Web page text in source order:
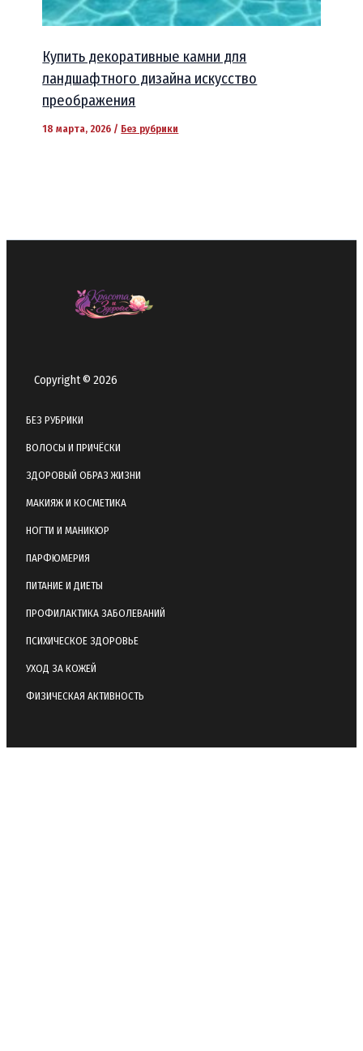
Купить декоративные камни для
ландшафтного дизайна искусство
преображения
18 марта, 2026 / Без рубрики
Copyright © 2026
БЕЗ РУБРИКИ
ВОЛОСЫ И ПРИЧЁСКИ
ЗДОРОВЫЙ ОБРАЗ ЖИЗНИ
МАКИЯЖ И КОСМЕТИКА
НОГТИ И МАНИКЮР
ПАРФЮМЕРИЯ
ПИТАНИЕ И ДИЕТЫ
ПРОФИЛАКТИКА ЗАБОЛЕВАНИЙ
ПСИХИЧЕСКОЕ ЗДОРОВЬЕ
УХОД ЗА КОЖЕЙ
ФИЗИЧЕСКАЯ АКТИВНОСТЬ